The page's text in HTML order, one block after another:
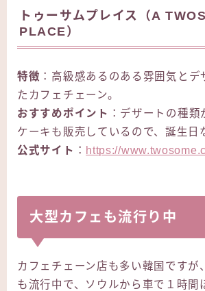
トゥーサムプレイス（A
PLACE）
特徴 ：高級感あるのある雰囲気とデ
たカフェチェーン。
おすすめポイント ：デザートの種
ケーキも販売しているので、誕生日
公式サイト ： https://
大型カフェも流行り中
カフェチェーン店も多い韓国ですが
も流行中で、ソウルから車で１時間